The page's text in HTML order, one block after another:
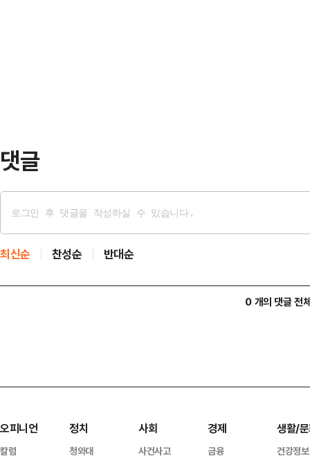
댓글
최신순 찬성순 반대순
0 개의 댓글 전
오피니언
칼럼
정치
청와대
사회
사건사고
경제
금융
생활/
건강정보